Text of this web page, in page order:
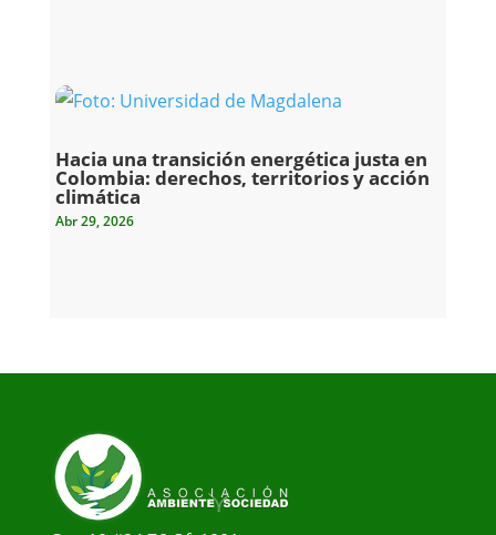
Hacia una transición energética justa en
Colombia: derechos, territorios y acción
climática
Abr 29, 2026